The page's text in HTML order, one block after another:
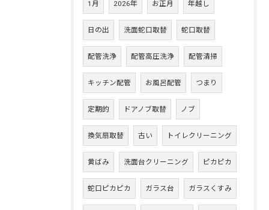
1月 2026年 お正月 年越し
日の出 洗面蛇口取替 蛇口取替
配管洗浄 配管高圧洗浄 配管清掃
キッチン配管 お風呂配管 つまり
定期的 ドアノブ取替 ノブ
換気扇取替 古い トイレクリーニング
黄ばみ 洗面台クリーニング ピカピカ
蛇口ピカピカ ガラス台 ガラスくすみ